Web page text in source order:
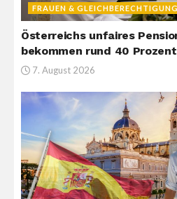
FRAUEN & GLEICHBERECHTIGUNG
Österreichs unfaires
bekommen rund 40
7. August 2026